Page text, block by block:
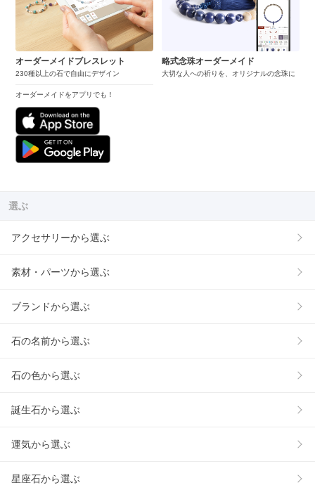
オーダーメイドブレスレット
230種以上の石で自由にデザイン
オーダーメイドをアプリでも！
略式念珠オーダーメイド
大切な人への祈りを、オリジナルの念珠に
選ぶ
アクセサリーから選ぶ
素材・パーツから選ぶ
ブランドから選ぶ
石の名前から選ぶ
石の色から選ぶ
誕生石から選ぶ
運気から選ぶ
星座石から選ぶ